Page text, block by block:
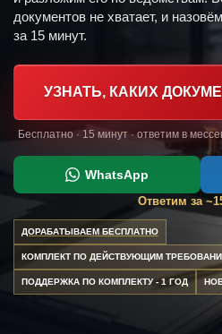
документов не хватает, и
за 15 минут.
УЗНАТЬ, КАКИХ
Бесплатно · 15 минут · ответим в
WhatsApp
Ответим за
ДОРАБАТЫВАЕМ БЕСПЛАТНО
КОМПЛЕКТ ПО ДЕЙСТВУЮЩИМ
ПОДДЕРЖКА ПО КОМПЛЕКТУ - 1 ГОД